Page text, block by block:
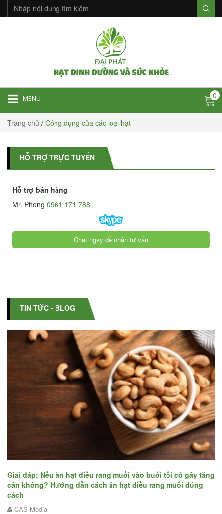
MENU 0
Trang chủ / Công dụng của các loại hạt
HỖ TRỢ TRỰC TUYẾN
Hỗ trợ bán hàng
Mr. Phong 0961 171 788
Chat ngay để nhận tư vấn
TIN TỨC - BLOG
Giải đáp: Nếu ăn hạt điều rang muối vào buổi tối có gây tăng
cân không? Hướng dẫn cách ăn hạt điều rang muối đúng
cách
CAS Media